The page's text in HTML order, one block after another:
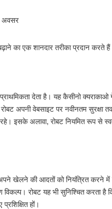
अवसर
का एक शानदार तरीका प्रदान करते
देता है। यह कैसीनो
अपनी वेबसाइट पर नवीनतम सुरक्षा
इसके अलावा, रोबट नियमित रूप से
अपने खेलने की आदतों को नियंत्रित
रोबट यह भी सुनिश्चित करता
हों।